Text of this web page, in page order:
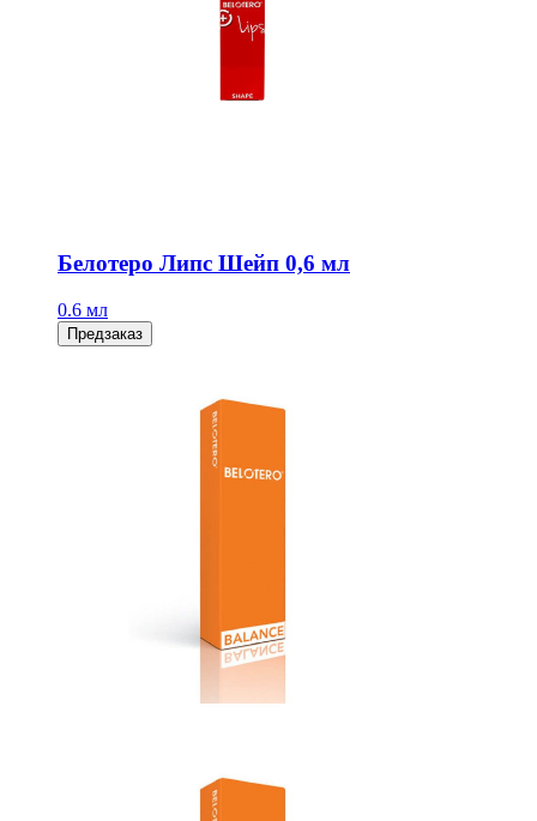
Белотеро Липс Шейп 0,6 мл
0.6 мл
Предзаказ